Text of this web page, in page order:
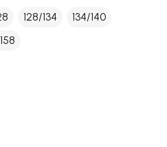
128/134
134/140